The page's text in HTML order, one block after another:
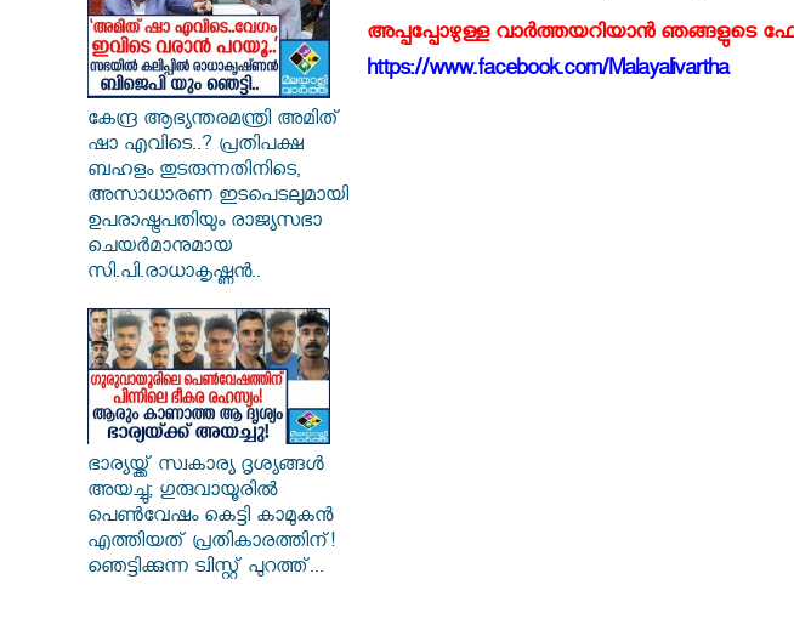
കേന്ദ്ര ആഭ്യന്തരമന്ത്രി അമിത്
ഷാ എവിടെ..? പ്രതിപക്ഷ
ബഹളം തുടരുന്നതിനിടെ,
അസാധാരണ ഇടപെടലുമായി
ഉപരാഷ്ട്രപതിയും രാജ്യസഭാ
ചെയർമാനുമായ
സി.പി.രാധാകൃഷ്ണൻ..
ഭാര്യയ്ക്ക് സ്വകാര്യ ദൃശ്യങ്ങൾ
അയച്ചു; ഗുരുവായൂരിൽ
പെൺവേഷം കെട്ടി കാമുകൻ
എത്തിയത് പ്രതികാരത്തിന്!
ഞെട്ടിക്കുന്ന ട്വിസ്റ്റ് പുറത്ത്...
അപ്പപ്പോഴുള്ള വാര്‍ത്തയറിയാന്‍ ഞങ്ങളുടെ
https://www.facebook.com/Malayalivartha